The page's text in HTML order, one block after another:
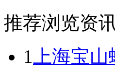
推荐浏览资
1 上海宝